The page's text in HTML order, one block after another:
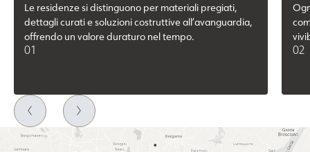
Le residenze si distinguono per materiali pregiati,
dettagli curati e soluzioni costruttive all’avanguardia,
offrendo un valore duraturo nel tempo.
01 02